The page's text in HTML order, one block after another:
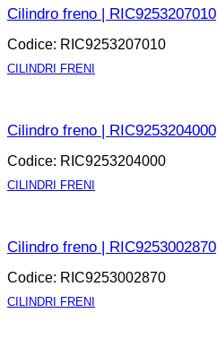
Cilindro freno | RIC9253207010
Codice: RIC9253207010
CILINDRI FRENI
Cilindro freno | RIC9253204000
Codice: RIC9253204000
CILINDRI FRENI
Cilindro freno | RIC9253002870
Codice: RIC9253002870
CILINDRI FRENI